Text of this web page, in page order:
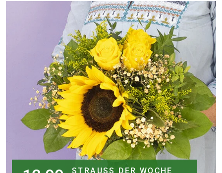
STRAUSS DER WOCHE